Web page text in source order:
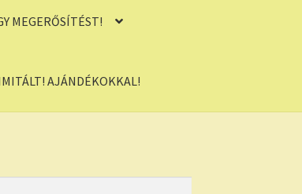
MEGERŐSÍTÉST!
AJÁNDÉKOKKAL!